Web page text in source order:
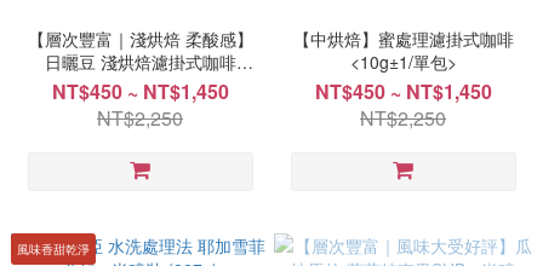
【層次豐富｜淺烘焙 柔酸感】
日曬豆 淺烘焙濾掛式咖啡
<11g±1/單包>【日曬豆】
NT$450 ~ NT$1,450
NT$2,250
【中烘焙】蜜處理濾掛式咖啡
<10g±1/單包>
NT$450 ~ NT$1,450
NT$2,250
風味香甜乾淨